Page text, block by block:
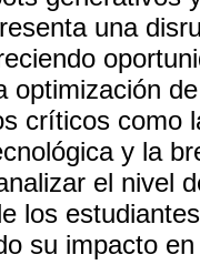
una
optimización
críticos como
y la
el nivel
los
su impacto